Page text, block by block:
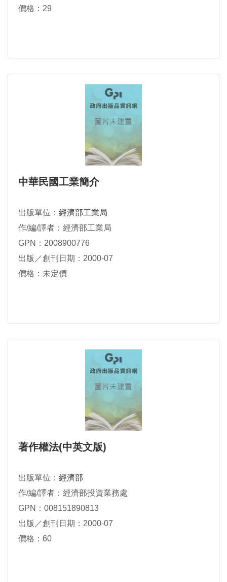
價格：29
中華民國工業簡介
出版單位： 經濟部工業局
作/編/譯者：經濟部工業局
GPN：2008900776
出版／創刊日期：2000-07
價格：未定價
著作權法(中英文版)
出版單位： 經濟部
作/編/譯者：經濟部投資業務處
GPN：008151890813
出版／創刊日期：2000-07
價格：60